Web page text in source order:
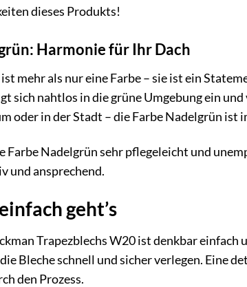
dieses Produkts!
Harmonie für Ihr Dach
mehr als nur eine Farbe – sie ist ein
sich nahtlos in die grüne Umgebung ein
oder in der Stadt – die Farbe Nadelgrün ist
Farbe Nadelgrün sehr pflegeleicht und
und ansprechend.
geht’s
Trapezblechs W20 ist denkbar
Bleche schnell und sicher verlegen.
den Prozess.